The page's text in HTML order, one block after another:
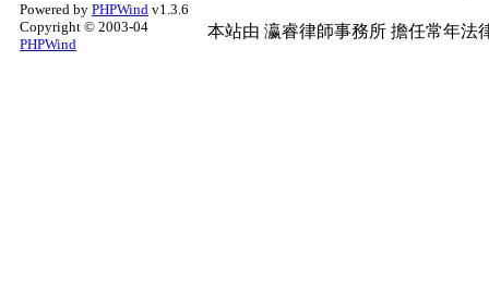
Powered by PHPWind v1.3.6
Copyright © 2003-04
PHPWind
本站由 瀛睿律師事務所 擔任常年法